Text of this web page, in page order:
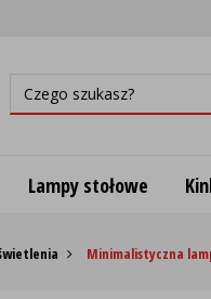
Lampy stołowe
Minimalistyczna